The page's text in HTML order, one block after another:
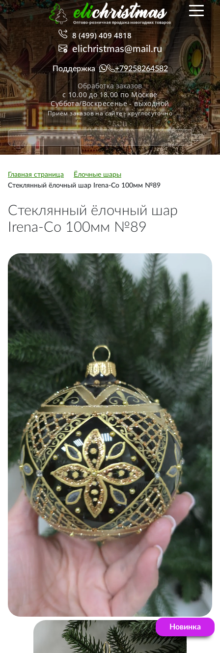
8 (499) 409 4818
elichristmas@mail.ru
Поддержка +79258264582
Обработка заказов
с 10.00 до 18.00 по Москве
Суббота/Воскресенье - выходной
Приём заказов на сайте - круглосуточно
Главная страница
Ёлочные шары
Стеклянный ёлочный шар Irena-Co 100мм №89
Стеклянный ёлочный шар
Irena-Co 100мм №89
Новинка